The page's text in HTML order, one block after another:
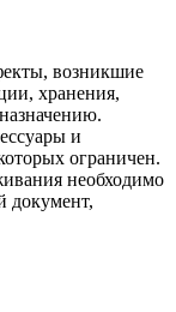
возникшие
хранения,
и
ограничен.
необходимо
документ,